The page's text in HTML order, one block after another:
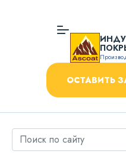
ОСТАВИТЬ